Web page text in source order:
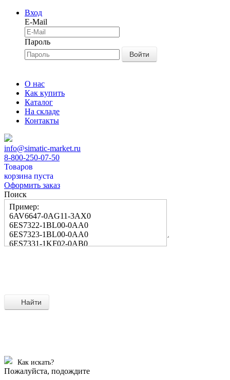
Вход
E-Mail
Пароль
Войти
О нас
Как купить
Каталог
На складе
Контакты
info@simatic-market.ru
8-800-250-07-50
Товаров
корзина пуста
Оформить заказ
Поиск
Пример:
6AV6647-0AG11-3AX0
6ES7322-1BL00-0AA0
6ES7323-1BL00-0AA0
6ES7331-1KF02-0AB0
Найти
Как искать?
Пожалуйста, подождите